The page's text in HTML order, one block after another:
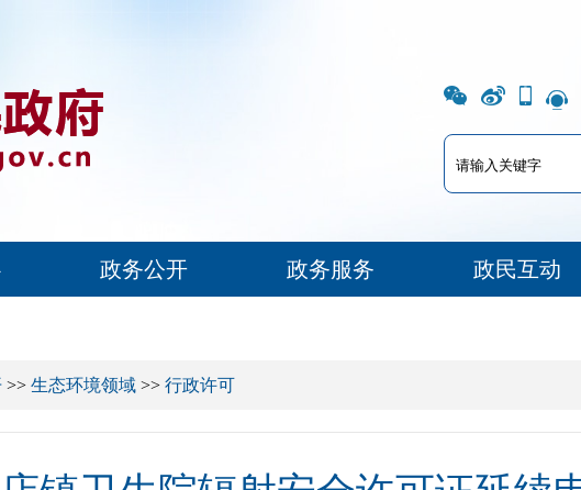
政务公开 政务服务 政民互动
>> 生态环境领域 >> 行政许可